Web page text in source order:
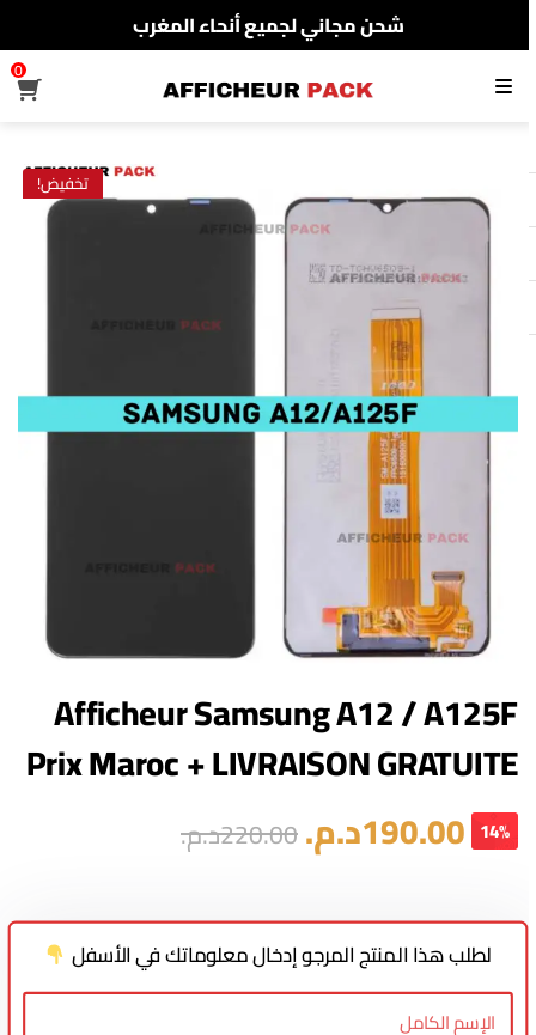
شحن مجاني لجميع أنحاء المغرب
شحن مجاني لجميع أنحاء المغرب
القائمة
0
تخفيض!
Afficheur Samsung A12 / A125F
Prix Maroc + LIVRAISON GRATUITE
190.00د.م. 220.00د.م. 14%
لطلب هذا المنتج المرجو إدخال معلوماتك في الأسفل